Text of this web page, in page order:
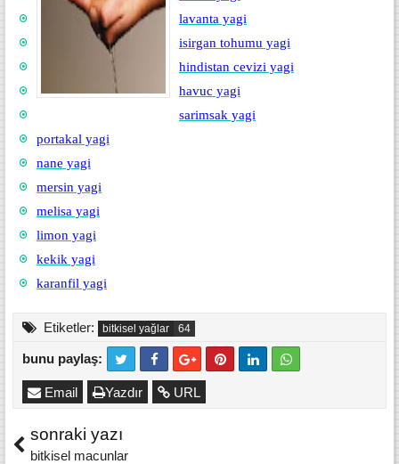
lavanta yagi
isirgan tohumu yagi
hindistan cevizi yagi
havuc yagi
sarimsak yagi
portakal yagi
nane yagi
mersin yagi
melisa yagi
limon yagi
kekik yagi
karanfil yagi
Etiketler: bitkisel yağlar
bunu paylaş:
URL
Yazdır
Email
sonraki yazı
bitkisel macunlar